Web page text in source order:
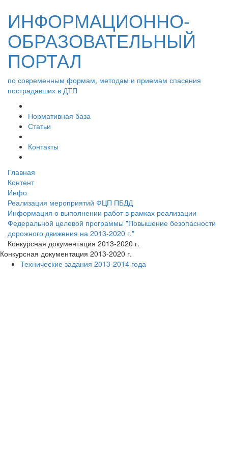
ИНФОРМАЦИОННО-
ОБРАЗОВАТЕЛЬНЫЙ
ПОРТАЛ
по современным формам, методам и приемам спасения
пострадавших в ДТП
Нормативная база
Статьи
Контакты
Главная
Контент
Инфо
Реализация мероприятий ФЦП ПБДД
Информация о выполнении работ в рамках реализации
Федеральной целевой программы "Повышение безопасности
дорожного движения на 2013-2020 г."
Конкурсная документация 2013-2020 г.
Конкурсная документация 2013-2020 г.
Технические задания 2013-2014 года